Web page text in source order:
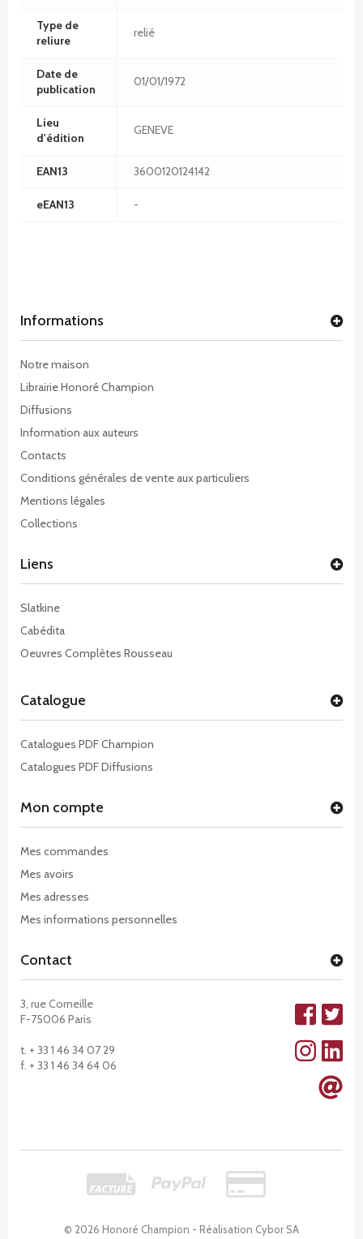
Type de
reliure
relié
Date de
publication
01/01/1972
Lieu
d'édition
GENEVE
EAN13 3600120124142
eEAN13 -
Informations
Notre maison
Librairie Honoré Champion
Diffusions
Information aux auteurs
Contacts
Conditions générales de vente aux particuliers
Mentions légales
Collections
© 2026 Honoré Champion - Réalisation Cybor SA
Liens
Slatkine
Cabédita
Oeuvres Complètes Rousseau
Catalogue
Catalogues PDF Champion
Catalogues PDF Diffusions
Mon compte
Mes commandes
Mes avoirs
Mes adresses
Mes informations personnelles
Contact
3, rue Corneille
F-75006 Paris
t. + 33 1 46 34 07 29
f. + 33 1 46 34 64 06